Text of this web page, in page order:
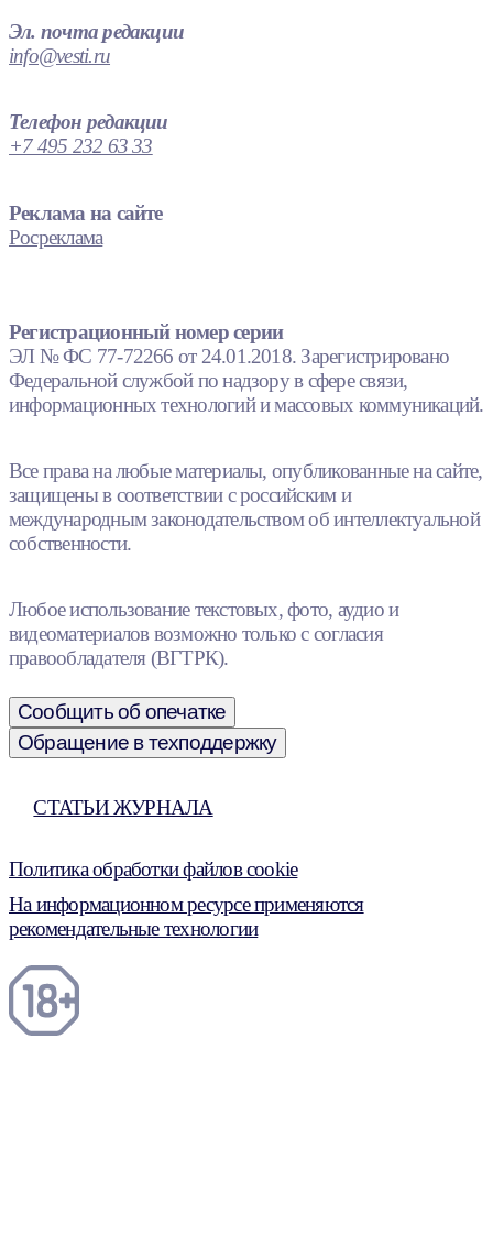
Эл. почта редакции
info@vesti.ru
Телефон редакции
+7 495 232 63 33
Реклама на сайте
Росреклама
Регистрационный номер серии
ЭЛ № ФС 77-72266 от 24.01.2018. Зарегистрировано
Федеральной службой по надзору в сфере связи,
информационных технологий и массовых коммуникаций.
Все права на любые материалы, опубликованные на сайте,
защищены в соответствии с российским и
международным законодательством об интеллектуальной
собственности.
Любое использование текстовых, фото, аудио и
видеоматериалов возможно только с согласия
правообладателя (ВГТРК).
Сообщить об опечатке
Обращение в техподдержку
СТАТЬИ ЖУРНАЛА
Политика обработки файлов cookie
На информационном ресурсе применяются
рекомендательные технологии